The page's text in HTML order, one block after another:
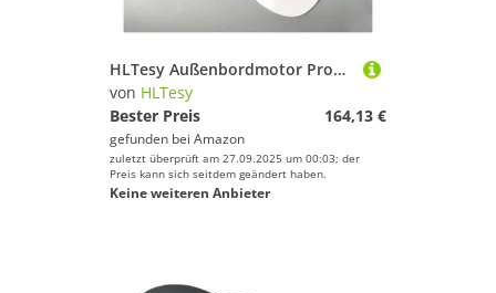
HLTesy Außenbordmotor Propeller for 2-takt 9,9 Horsepower 15HP 9 1/4X10-J1
von HLTesy
Bester Preis
164,13 €
gefunden bei Amazon
zuletzt überprüft am 27.09.2025 um 00:03; der
Preis kann sich seitdem geändert haben.
Keine weiteren Anbieter